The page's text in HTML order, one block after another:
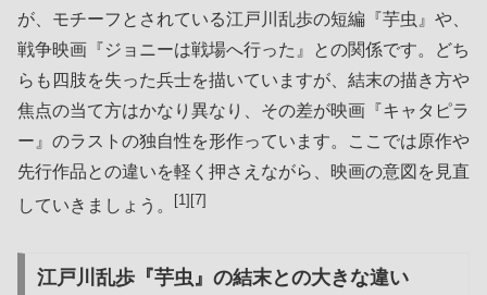
が、モチーフとされている江戸川乱歩の短編『芋虫』や、
戦争映画『ジョニーは戦場へ行った』との関係です。どち
らも四肢を失った兵士を描いていますが、結末の描き方や
焦点の当て方はかなり異なり、その差が映画『キャタピラ
ー』のラストの独自性を形作っています。ここでは原作や
先行作品との違いを軽く押さえながら、映画の意図を見直
していきましょう。
[1][7]
江戸川乱歩『芋虫』の結末との大きな違い